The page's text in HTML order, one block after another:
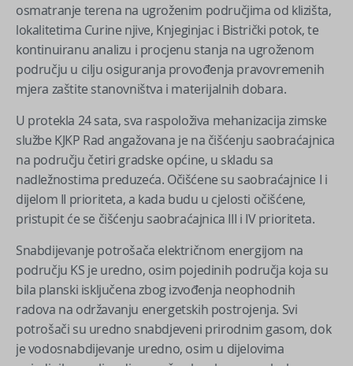
osmatranje terena na ugroženim područjima od klizišta,
lokalitetima Curine njive, Knjeginjac i Bistrički potok, te
kontinuiranu analizu i procjenu stanja na ugroženom
području u cilju osiguranja provođenja pravovremenih
mjera zaštite stanovništva i materijalnih dobara.
U protekla 24 sata, sva raspoloživa mehanizacija zimske
službe KJKP Rad angažovana je na čišćenju saobraćajnica
na području četiri gradske općine, u skladu sa
nadležnostima preduzeća. Očišćene su saobraćajnice I i
dijelom II prioriteta, a kada budu u cjelosti očišćene,
pristupit će se čišćenju saobraćajnica III i IV prioriteta.
Snabdijevanje potrošača električnom energijom na
području KS je uredno, osim pojedinih područja koja su
bila planski isključena zbog izvođenja neophodnih
radova na održavanju energetskih postrojenja. Svi
potrošači su uredno snabdjeveni prirodnim gasom, dok
je vodosnabdijevanje uredno, osim u dijelovima